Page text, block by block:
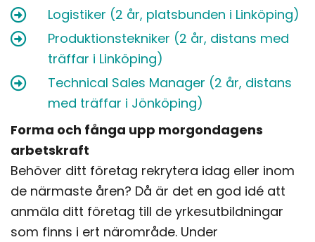
Logistiker (2 år, platsbunden i Linköping)
Produktionstekniker (2 år, distans med
träffar i Linköping)
Technical Sales Manager (2 år, distans
med träffar i Jönköping)
Forma och fånga upp morgondagens
arbetskraft
Behöver ditt företag rekrytera idag eller inom
de närmaste åren? Då är det en god idé att
anmäla ditt företag till de yrkesutbildningar
som finns i ert närområde. Under